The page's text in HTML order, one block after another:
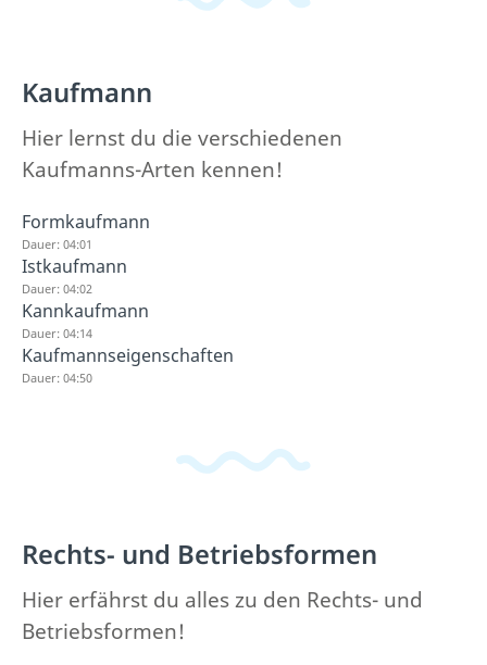
Kaufmann
Hier lernst du die verschiedenen
Kaufmanns-Arten kennen!
Formkaufmann
Dauer: 04:01
Istkaufmann
Dauer: 04:02
Kannkaufmann
Dauer: 04:14
Kaufmannseigenschaften
Dauer: 04:50
Rechts- und Betriebsformen
Hier erfährst du alles zu den Rechts- und
Betriebsformen!